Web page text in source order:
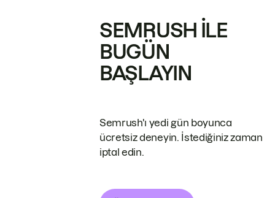
SEMRUSH ILE
BUGÜN
BAŞLAYIN
Semrush'ı yedi gün boyunca
ücretsiz deneyin. İstediğiniz zaman
iptal edin.